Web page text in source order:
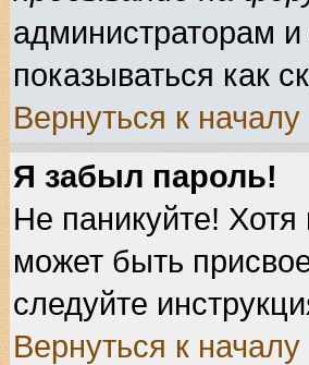
администраторам
показываться как
Вернуться к началу
Я забыл пароль!
Не паникуйте!
может быть
следуйте
Вернуться к началу